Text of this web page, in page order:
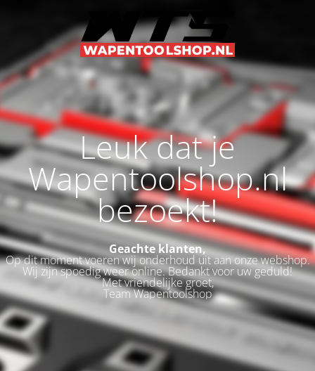
Leuk dat je
Wapentoolshop.nl
bezoekt!
Geachte klanten,
Op dit moment voeren wij onderhoud uit aan onze webshop.
Wij zijn spoedig weer online. Bedankt voor uw geduld!
Met vriendelijke groet,
Team Wapentoolshop